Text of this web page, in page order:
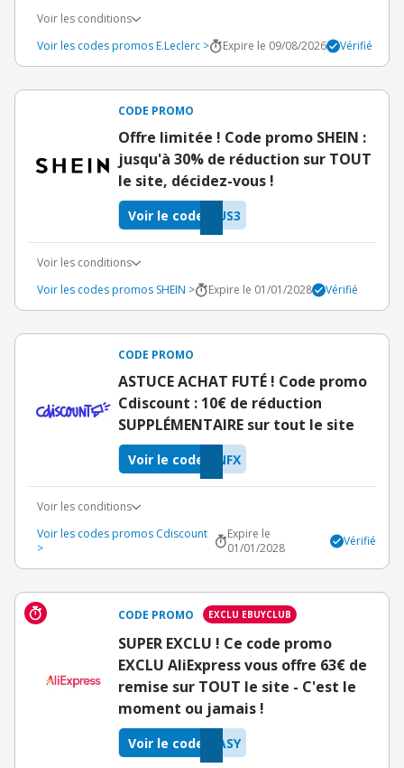
Voir les conditions
Voir les codes promos E.Leclerc >
Expire le 09/08/2026 Vérifié
CODE PROMO
Offre limitée ! Code promo SHEIN :
jusqu'à 30% de réduction sur TOUT
le site, décidez-vous !
US3
Voir le code
Voir les conditions
Voir les codes promos SHEIN >
Expire le 01/01/2028 Vérifié
CODE PROMO
ASTUCE ACHAT FUTÉ ! Code promo
Cdiscount : 10€ de réduction
SUPPLÉMENTAIRE sur tout le site
NFX
Voir le code
Voir les conditions
Voir les codes promos Cdiscount
>
Expire le
01/01/2028
Vérifié
CODE PROMO EXCLU EBUYCLUB
SUPER EXCLU ! Ce code promo
EXCLU AliExpress vous offre 63€ de
remise sur TOUT le site - C'est le
moment ou jamais !
ASY
Voir le code